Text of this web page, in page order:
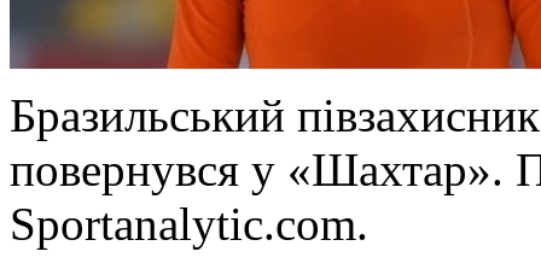
Бразильський
повернувся у «Шахтар».
Sportanalytic.com.